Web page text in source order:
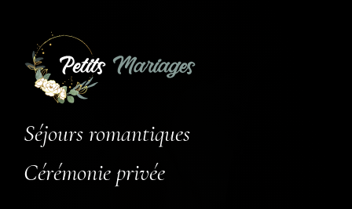
Séjours romantiques
Cérémonie privée